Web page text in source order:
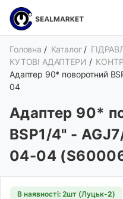
Головна / Каталог /
КУТОВІ АДАПТЕРИ /
Адаптер 90* поворотний
04
Адаптер 90*
BSP1/4" -
04-04
В наявності: 2шт (Луцьк-2)